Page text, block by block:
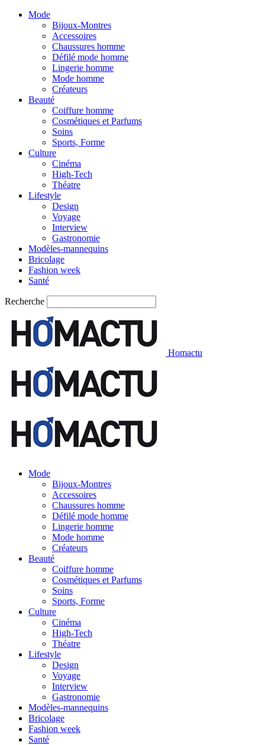
Mode
Bijoux-Montres
Accessoires
Chaussures homme
Défilé mode homme
Lingerie homme
Mode homme
Créateurs
Beauté
Coiffure homme
Cosmétiques et Parfums
Soins
Sports, Forme
Culture
Cinéma
High-Tech
Théatre
Lifestyle
Design
Voyage
Interview
Gastronomie
Modèles-mannequins
Bricolage
Fashion week
Santé
Recherche
Homactu
Mode
Bijoux-Montres
Accessoires
Chaussures homme
Défilé mode homme
Lingerie homme
Mode homme
Créateurs
Beauté
Coiffure homme
Cosmétiques et Parfums
Soins
Sports, Forme
Culture
Cinéma
High-Tech
Théatre
Lifestyle
Design
Voyage
Interview
Gastronomie
Modèles-mannequins
Bricolage
Fashion week
Santé